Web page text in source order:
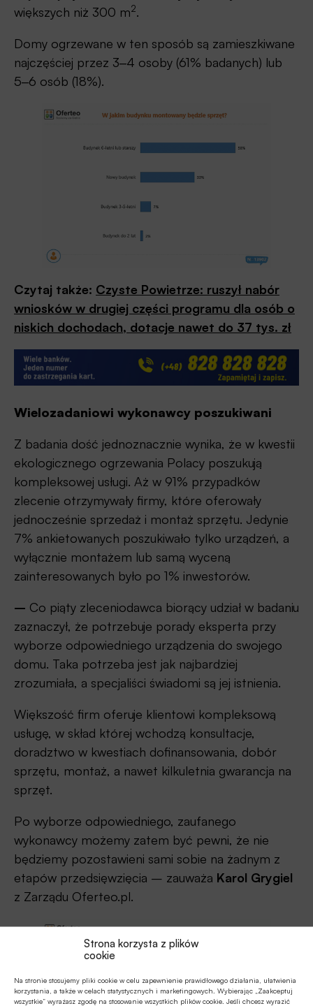
Strona korzysta z plików
cookie
Na stronie stosujemy pliki cookie w celu zapewnienie prawidłowego działania, ułatwienia
korzystania, a także w celach statystycznych i marketingowych. Wybierając „Zaakceptuj
wszystkie” wyrażasz zgodę na stosowanie wszystkich plików cookie. Jeśli chcesz wyrazić
większych niż 300 m2.
Domy ogrzewane w ten sposób są zamieszkiwane
najczęściej przez 3‒4 osoby (61% badanych) lub
5‒6 osób (18%).
Czytaj także: Czyste Powietrze: ruszył nabór
wniosków w drugiej części programu dla osób o
niskich dochodach, dotacje nawet do 37 tys. zł
Wielozadaniowi wykonawcy poszukiwani
Z badania dość jednoznacznie wynika, że w kwestii
ekologicznego ogrzewania Polacy poszukują
kompleksowej usługi. Aż w 91% przypadków
zlecenie otrzymywały firmy, które oferowały
jednocześnie sprzedaż i montaż sprzętu. Jedynie
7% ankietowanych poszukiwało tylko urządzeń, a
wyłącznie montażem lub samą wyceną
zainteresowanych było po 1% inwestorów.
– Co piąty zleceniodawca biorący udział w badaniu
zaznaczył, że potrzebuje porady eksperta przy
wyborze odpowiedniego urządzenia do swojego
domu. Taka potrzeba jest jak najbardziej
zrozumiała, a specjaliści świadomi są jej istnienia.
Większość firm oferuje klientowi kompleksową
usługę, w skład której wchodzą konsultacje,
doradztwo w kwestiach dofinansowania, dobór
sprzętu, montaż, a nawet kilkuletnia gwarancja na
sprzęt.
Po wyborze odpowiedniego, zaufanego
wykonawcy możemy zatem być pewni, że nie
będziemy pozostawieni sami sobie na żadnym z
etapów przedsięwzięcia – zauważa Karol Grygiel
z Zarządu Oferteo.pl.